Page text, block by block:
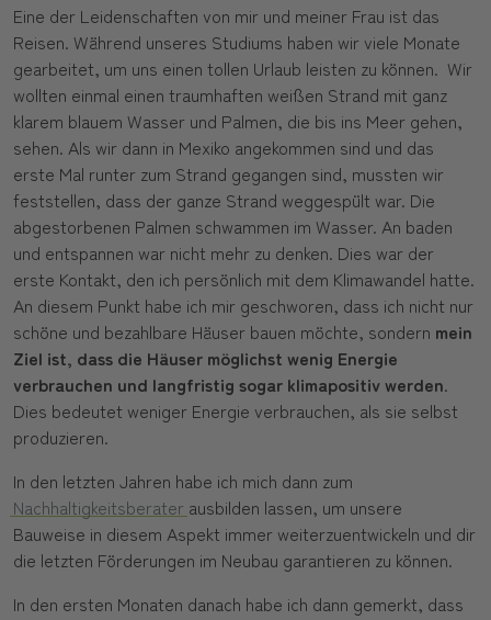
Eine der Leidenschaften von mir und meiner Frau ist das
Reisen. Während unseres Studiums haben wir viele Monate
gearbeitet, um uns einen tollen Urlaub leisten zu können. Wir
wollten einmal einen traumhaften weißen Strand mit ganz
klarem blauem Wasser und Palmen, die bis ins Meer gehen,
sehen. Als wir dann in Mexiko angekommen sind und das
erste Mal runter zum Strand gegangen sind, mussten wir
feststellen, dass der ganze Strand weggespült war. Die
abgestorbenen Palmen schwammen im Wasser. An baden
und entspannen war nicht mehr zu denken. Dies war der
erste Kontakt, den ich persönlich mit dem Klimawandel hatte.
An diesem Punkt habe ich mir geschworen, dass ich nicht nur
schöne und bezahlbare Häuser bauen möchte, sondern mein
Ziel ist, dass die Häuser möglichst wenig Energie
verbrauchen und langfristig sogar klimapositiv werden.
Dies bedeutet weniger Energie verbrauchen, als sie selbst
produzieren.
In den letzten Jahren habe ich mich dann zum
Nachhaltigkeitsberater ausbilden lassen, um unsere
Bauweise in diesem Aspekt immer weiterzuentwickeln und dir
die letzten Förderungen im Neubau garantieren zu können.
In den ersten Monaten danach habe ich dann gemerkt, dass